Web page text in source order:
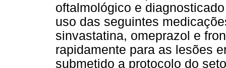
oftalmológico e
uso das seguintes
sinvastatina, omeprazol e
rapidamente para as lesões
submetido a protocolo do